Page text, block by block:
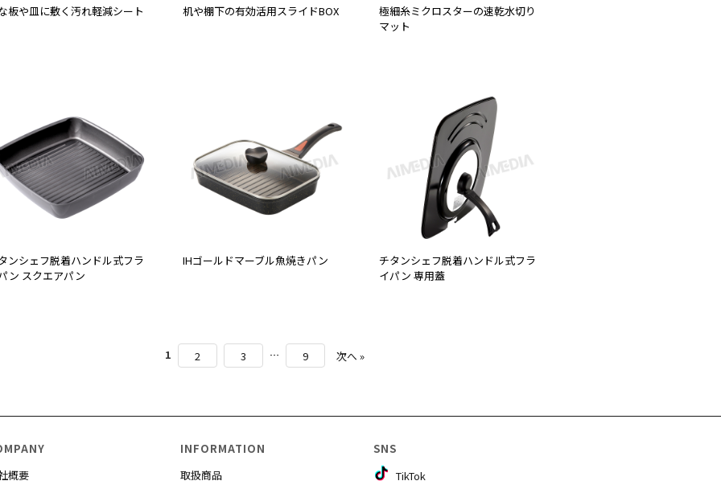
板や皿に敷く汚れ軽減シート 机や棚下の有効活用スライドBOX
極細糸ミクロスターの速乾水切り
マット
ンシェフ脱着ハンドル式フラ
ン スクエアパン
IHゴールドマーブル魚焼きパン
チタンシェフ脱着ハンドル式フラ
イパン 専用蓋
1 2 3 … 9 次へ »
概要
INFORMATION
取扱商品
SNS
TikTok